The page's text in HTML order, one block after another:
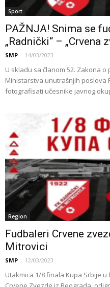
Sport
PAŽNJA! Snima se
„Radnički“ – „Crvena
SMP - 14/03/2023
U skladu sa članom 52. Zakona o
Ministarstva unutrašnjih poslova
fotografisati učesnike javnog
Region
Fudbaleri Crvene
Mitrovici
SMP - 12/03/2023
Utakmica 1/8 finala Kupa Srbije u